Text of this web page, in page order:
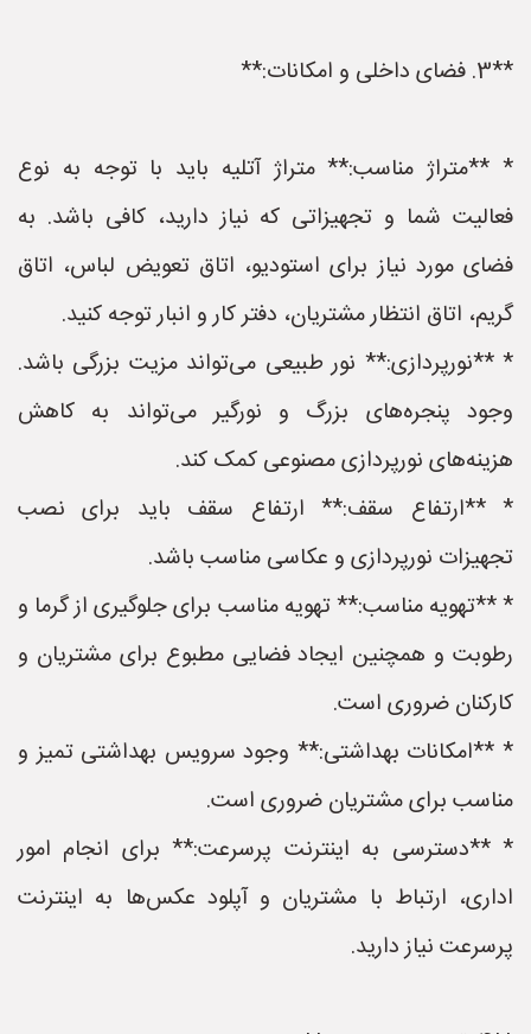
**3. فضای داخلی و امکانات:**
* **متراژ مناسب:** متراژ آتلیه باید با توجه به نوع
فعالیت شما و تجهیزاتی که نیاز دارید، کافی باشد. به
فضای مورد نیاز برای استودیو، اتاق تعویض لباس، اتاق
گریم، اتاق انتظار مشتریان، دفتر کار و انبار توجه کنید.
* **نورپردازی:** نور طبیعی می‌تواند مزیت بزرگی باشد.
وجود پنجره‌های بزرگ و نورگیر می‌تواند به کاهش
هزینه‌های نورپردازی مصنوعی کمک کند.
* **ارتفاع سقف:** ارتفاع سقف باید برای نصب
تجهیزات نورپردازی و عکاسی مناسب باشد.
* **تهویه مناسب:** تهویه مناسب برای جلوگیری از گرما و
رطوبت و همچنین ایجاد فضایی مطبوع برای مشتریان و
کارکنان ضروری است.
* **امکانات بهداشتی:** وجود سرویس بهداشتی تمیز و
مناسب برای مشتریان ضروری است.
* **دسترسی به اینترنت پرسرعت:** برای انجام امور
اداری، ارتباط با مشتریان و آپلود عکس‌ها به اینترنت
پرسرعت نیاز دارید.